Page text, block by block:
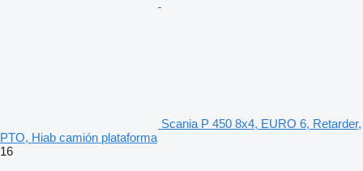
Scania P 450 8x4, EURO 6, Retarder,
PTO, Hiab camión plataforma
16